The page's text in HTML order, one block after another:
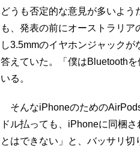
どうも否定的な意見が多いよ
も、発表の前にオーストラリ
し3.5mmのイヤホンジャック
答えていた。「僕はBluetooth
いる。
そんなiPhoneのための
ドル払っても、iPhoneに同梱
とはできない」と、バッサリ切